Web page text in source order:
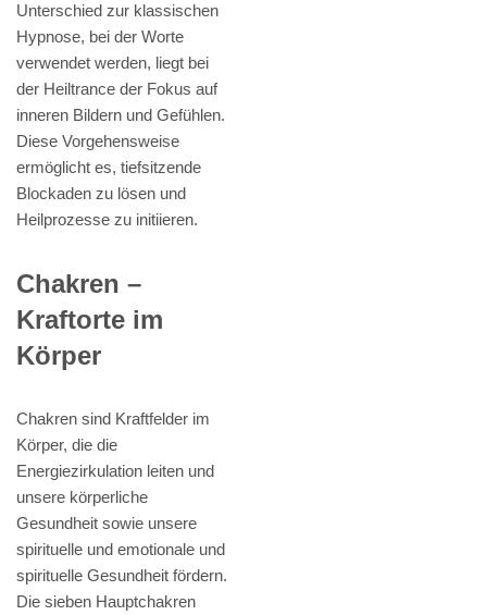
Unterschied zur klassischen
Hypnose, bei der Worte
verwendet werden, liegt bei
der Heiltrance der Fokus auf
inneren Bildern und Gefühlen.
Diese Vorgehensweise
ermöglicht es, tiefsitzende
Blockaden zu lösen und
Heilprozesse zu initiieren.
Chakren –
Kraftorte im
Körper
Chakren sind Kraftfelder im
Körper, die die
Energiezirkulation leiten und
unsere körperliche
Gesundheit sowie unsere
spirituelle und emotionale und
spirituelle Gesundheit fördern.
Die sieben Hauptchakren